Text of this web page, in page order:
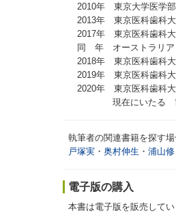
2010年 東京大学医学部
2013年 東京医科歯科大
2017年 東京医科歯科大
同 年 オーストラリア，
2018年 東京医科歯科大
2019年 東京医科歯科大
2020年 東京医科歯科大
現在にいたる 博
執筆者の関連書籍を探す
戸塚実 ・ 奥村伸生 ・ 浦山修
電子版の購入
本書は電子版を販売してい